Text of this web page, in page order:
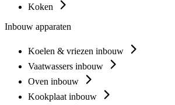
Koken
Inbouw apparaten
Koelen & vriezen inbouw
Vaatwassers inbouw
Oven inbouw
Kookplaat inbouw